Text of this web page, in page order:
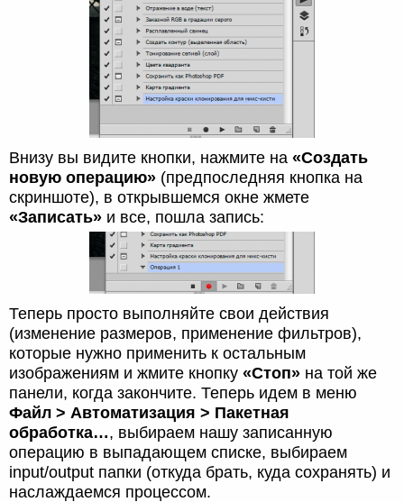
Внизу вы видите кнопки, нажмите на «Создать
новую операцию» (предпоследняя кнопка на
скриншоте), в открывшемся окне жмете
«Записать» и все, пошла запись:
Теперь просто выполняйте свои действия
(изменение размеров, применение фильтров),
которые нужно применить к остальным
изображениям и жмите кнопку «Стоп» на той же
панели, когда закончите. Теперь идем в меню
Файл > Автоматизация > Пакетная
обработка…, выбираем нашу записанную
операцию в выпадающем списке, выбираем
input/output папки (откуда брать, куда сохранять) и
наслаждаемся процессом.